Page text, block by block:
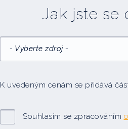
Jak jste se
- Vyberte zdroj -
K uvedeným cenám se přidává
Souhlasím se zpracováním